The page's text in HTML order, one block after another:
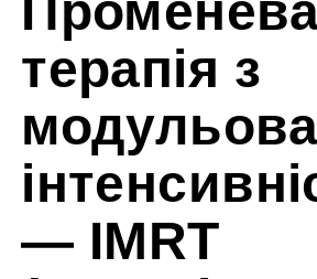
терапія з
— IMRT